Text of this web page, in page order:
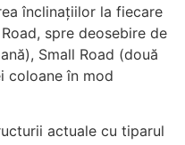
înclinațiilor la fiecare
spre deosebire de
Small Road (două
coloane în mod
actuale cu tiparul